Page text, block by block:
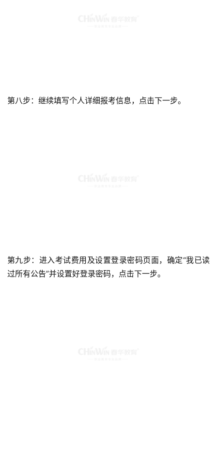
第八步：继续填写个人详细报考信息，点击下一步。
第九步：进入考试费用及设置登录密码页面，确定“我已读
过所有公告”并设置好登录密码，点击下一步。